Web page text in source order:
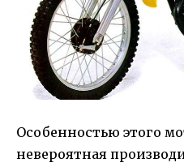
Особенностью этого
невероятная